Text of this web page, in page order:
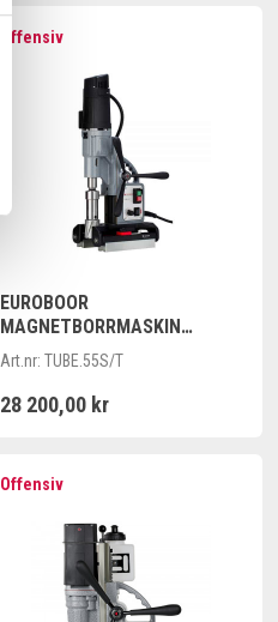
Offensiv
EUROBOOR
MAGNETBORRMASKIN
MEKANISK MAGNET X 2ST
Art.nr: TUBE.55S/T
28 200,00 kr
Offensiv